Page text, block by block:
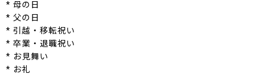
* 母の日
* 父の日
* 引越・移転祝い
* 卒業・退職祝い
* お見舞い
* お礼